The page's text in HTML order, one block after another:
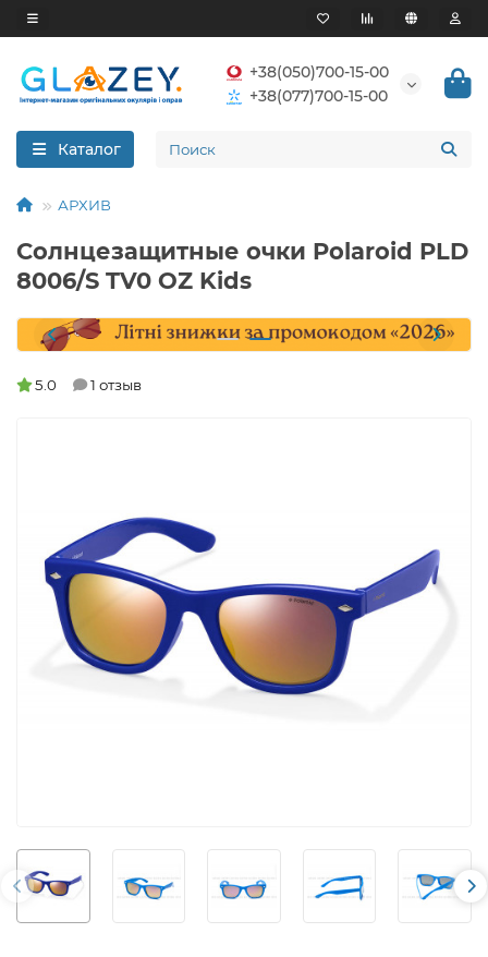
+38(050)700-15-00
+38(077)700-15-00
Каталог
АРХИВ
Солнцезащитные очки Polaroid PLD
8006/S TV0 OZ Kids
5.0 1 отзыв